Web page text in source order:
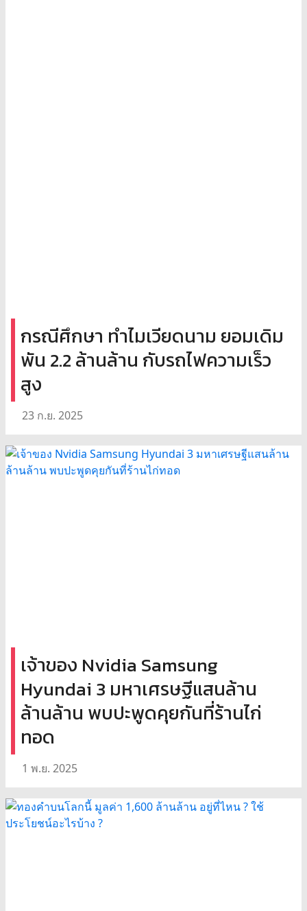
กรณีศึกษา ทำไมเวียดนาม ยอมเดิม
พัน 2.2 ล้านล้าน กับรถไฟความเร็ว
สูง
23 ก.ย. 2025
เจ้าของ Nvidia Samsung
Hyundai 3 มหาเศรษฐีแสนล้าน
ล้านล้าน พบปะพูดคุยกันที่ร้านไก่
ทอด
1 พ.ย. 2025